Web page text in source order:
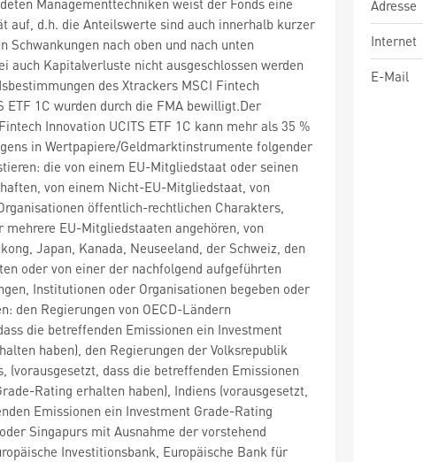
Managementtechniken weist der Fonds eine
auf, d.h. die Anteilswerte sind auch innerhalb kurzer
Schwankungen nach oben und nach unten
auch Kapitalverluste nicht ausgeschlossen werden
des Xtrackers MSCI Fintech
ETF 1C wurden durch die FMA bewilligt.Der
Innovation UCITS ETF 1C kann mehr als 35 %
in Wertpapiere/Geldmarktinstrumente folgender
die von einem EU-Mitgliedstaat oder seinen
von einem Nicht-EU-Mitgliedstaat, von
öffentlich-rechtlichen Charakters,
mehrere EU-Mitgliedstaaten angehören, von
Japan, Kanada, Neuseeland, der Schweiz, den
oder von einer der nachfolgend aufgeführten
Institutionen oder Organisationen begeben oder
den Regierungen von OECD-Ländern
die betreffenden Emissionen ein Investment
haben), den Regierungen der Volksrepublik
(vorausgesetzt, dass die betreffenden Emissionen
Rating erhalten haben), Indiens (vorausgesetzt,
Emissionen ein Investment Grade-Rating
Singapurs mit Ausnahme der vorstehend
Investitionsbank, Europäische Bank für
Adresse
Internet
E-Mail